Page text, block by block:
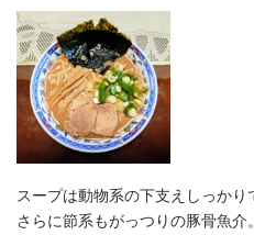
スープは動物系の下支えしっかり
さらに節系もがっつりの豚骨魚介